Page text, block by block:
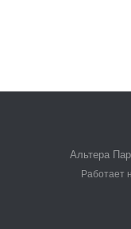
Альтера
Работает